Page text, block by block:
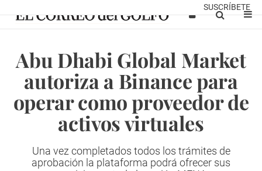
SUSCRÍBETE
Abu Dhabi Global Market
autoriza a Binance para
operar como proveedor de
activos virtuales
Una vez completados todos los trámites de
aprobación la plataforma podrá ofrecer sus